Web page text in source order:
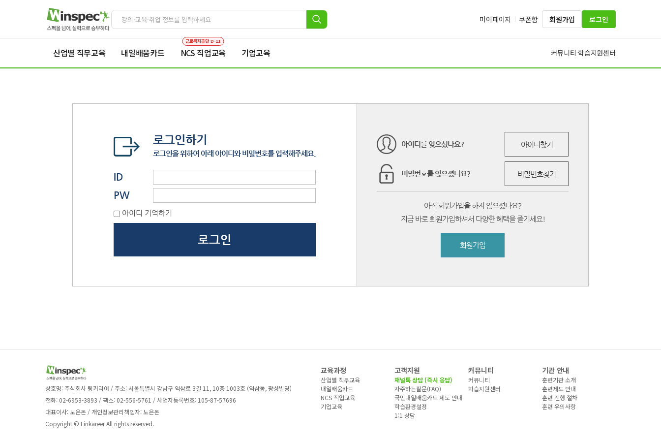
마이페이지 쿠폰함 회원가입 로그인
산업별 직무교육 내일배움카드
근로복지공단 D-11
NCS 직업교육 기업교육 커뮤니티 ·학습지원센터
로그인하기
로그인을 위하여 아래 아이디와 비밀번호를 입력해주세요.
ID
PW
아이디 기억하기
아이디를 잊으셨나요? 아이디찾기
비밀번호를 잊으셨나요? 비밀번호찾기
아직 회원가입을 하지 않으셨나요?
지금 바로 회원가입하셔서 다양한 혜택을 즐기세요!
회원가입
상호명: 주식회사 링커리어 / 주소: 서울특별시 강남구 역삼로 3길 11, 10층 1003호 (역삼동, 광성빌딩)
전화: 02-6953-3893 / 팩스: 02-556-5761 / 사업자등록번호: 105-87-57696
대표이사: 노은돈 / 개인정보관리책임자: 노은돈
Copyright © Linkareer All rights reserved.
교육과정
산업별 직무교육
내일배움카드
NCS 직업교육
기업교육
고객지원
채널톡 상담 (즉시 응답)
자주하는질문(FAQ)
국민내일배움카드 제도 안내
학습환경설정
1:1 상담
커뮤니티
커뮤니티
학습지원센터
기관 안내
훈련기관 소개
훈련제도 안내
훈련 진행 절차
훈련 유의사항